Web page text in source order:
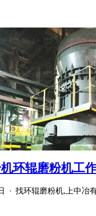
环辊磨粉机工
· 找环辊磨粉机,上中冶